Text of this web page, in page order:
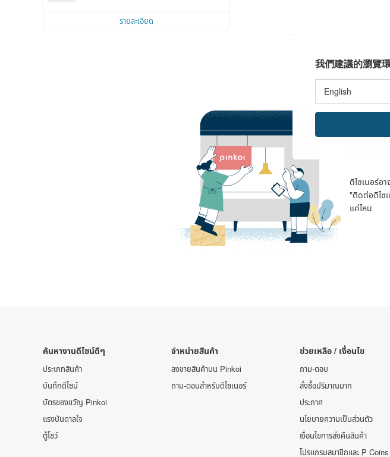
รายละเอียด
ดีไซเนอร์อ
"ติดต่อดีไซ
แค่ไหน
ค้นหางานดีไซน์ดีๆ
ประเภทสินค้า
บันทึกดีไซน์
บัตรของขวัญ Pinkoi
แรงบันดาลใจ
ตู้โชว์
จำหน่ายสินค้า
ลงขายสินค้าบน Pinkoi
ถาม-ตอบสำหรับดีไซเนอร์
ช่วยเหลือ / เงื่อนไข
ถาม-ตอบ
สั่งซื้อปริมาณมาก
ประกาศ
นโยบายความเป็นส่วนตัว
เงื่อนไขการส่งคืนสินค้า
โปรแกรมสมาชิกและ P Coins
我們建議的瀏覽